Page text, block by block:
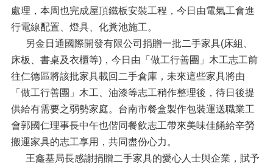
處理，本周也完成屋頂鐵板安裝工程，今日由電氣工會進
行電線配置、燈具、化糞池施工。
另金日通國際開發有限公司捐贈一批二手家具(床組、
床板、書桌及衣櫃等)，今日由「做工行善團」木工志工前
往仁德區將該批家具載回二手倉庫，未來這些家具將由
「做工行善團」木工、油漆等志工稍作整理後，待日後提
供給有需要之弱勢家庭。台南市餐盒製作包裝運送職業工
會郭國仁理事長中午也偕同餐飲志工帶來美味佳餚給辛勞
搬運家具的志工享用，共同盡份心力。
王鑫基局長感謝捐贈二手家具的愛心人士與企業，賦予